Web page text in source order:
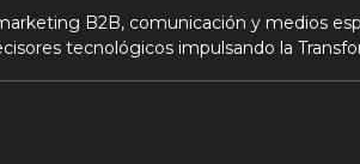
B2B, comunicación y medios
tecnológicos impulsando la